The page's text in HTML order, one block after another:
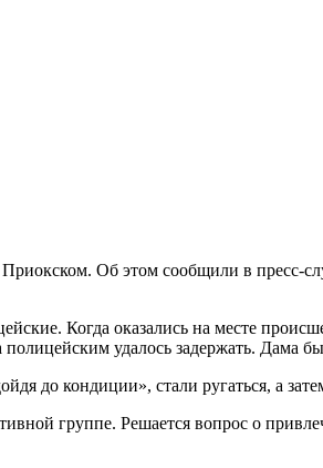
Об этом сообщили в пресс-
Когда оказались на месте
удалось задержать. Дама
до кондиции», стали ругаться, а
группе. Решается вопрос о